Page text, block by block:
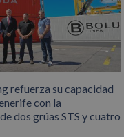
refuerza su capacidad
con la
dos grúas STS y cuatro